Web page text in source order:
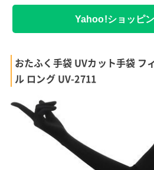
Yahoo!ショッピ
おたふく手袋 UVカット手袋 フ
ル ロング UV-2711